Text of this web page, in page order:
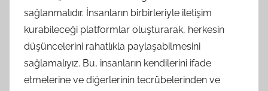
sağlanmalıdır. İnsanların birbirleriyle iletişim
kurabileceği platformlar oluşturarak, herkesin
düşüncelerini rahatlıkla paylaşabilmesini
sağlamalıyız. Bu, insanların kendilerini ifade
etmelerine ve diğerlerinin tecrübelerinden ve